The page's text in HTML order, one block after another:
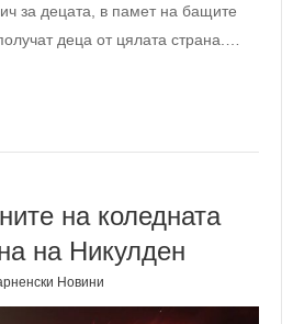
за децата, в памет на бащите
деца от цялата страна.…
на коледната
на Никулден
Новини